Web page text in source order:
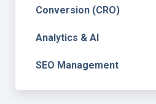
Conversion (CRO)
Analytics & AI
SEO Management